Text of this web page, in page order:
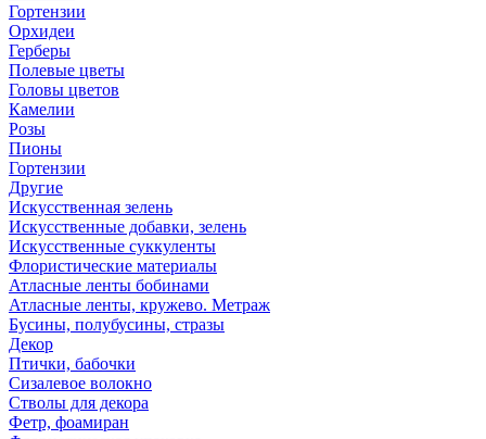
Гортензии
Орхидеи
Герберы
Полевые цветы
Головы цветов
Камелии
Розы
Пионы
Гортензии
Другие
Искусственная зелень
Искусственные добавки, зелень
Искусственные суккуленты
Флористические материалы
Атласные ленты бобинами
Атласные ленты, кружево. Метраж
Бусины, полубусины, стразы
Декор
Птички, бабочки
Сизалевое волокно
Стволы для декора
Фетр, фоамиран